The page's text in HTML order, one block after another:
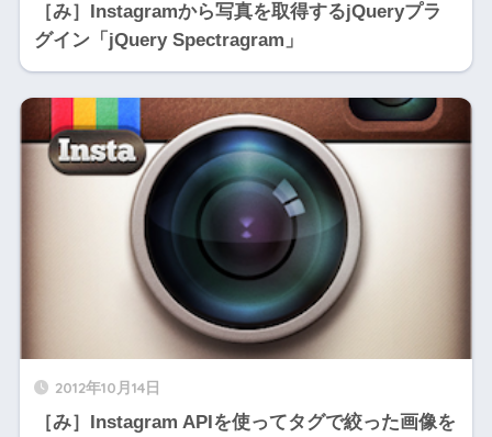
［み］Instagramから写真を取得するjQueryプラ
グイン「jQuery Spectragram」
2012年10月14日
［み］Instagram APIを使ってタグで絞った画像を